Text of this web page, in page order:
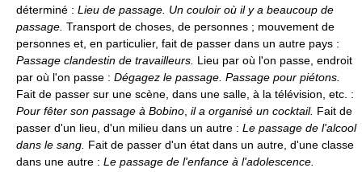
déterminé : Lieu de passage. Un couloir où il y a beaucoup de
passage. Transport de choses, de personnes ; mouvement de
personnes et, en particulier, fait de passer dans un autre pays :
Passage clandestin de travailleurs. Lieu par où l'on passe, endroit
par où l'on passe : Dégagez le passage. Passage pour piétons.
Fait de passer sur une scène, dans une salle, à la télévision, etc. :
Pour fêter son passage à Bobino il a organisé un cocktail. Fait de
passer d'un lieu, d'un milieu dans un autre : Le passage de l'alcool
dans le sang. Fait de passer d'un état dans un autre, d'une classe
dans une autre : Le passage de l'enfance à l'adolescence.